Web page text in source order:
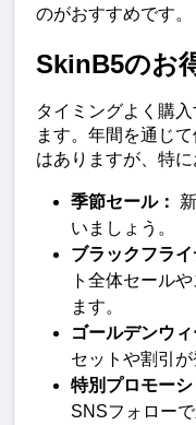
のがおすすめです。
SkinB5のお
タイミングよく購
ます。年間を通じ
はありますが、特
季節セール：
いましょう。
ブラックフラ
ト全体セール
ます。
ゴールデンウ
セットや割引が
特別プロモーシ
SNSフォロー